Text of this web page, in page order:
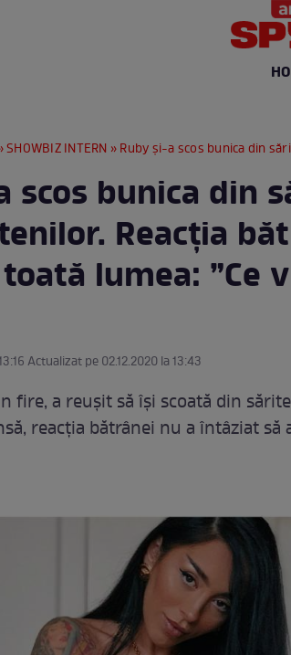
SHOWBIZ INTERN » Ruby și-a scos bunica din sărite în fața prietenilor. Reacția
scos bunica din
Reacția
lumea: ”Ce
Actualizat pe 02.12.2020 la 13:43
fire, a reușit să își scoată din
reacția bătrânei nu a întâziat să